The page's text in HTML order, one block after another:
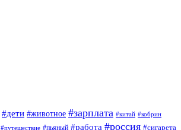
#дети #животное #зарплата #китай #кобрин
#путешествие #пьяный #работа #россия #сигарета